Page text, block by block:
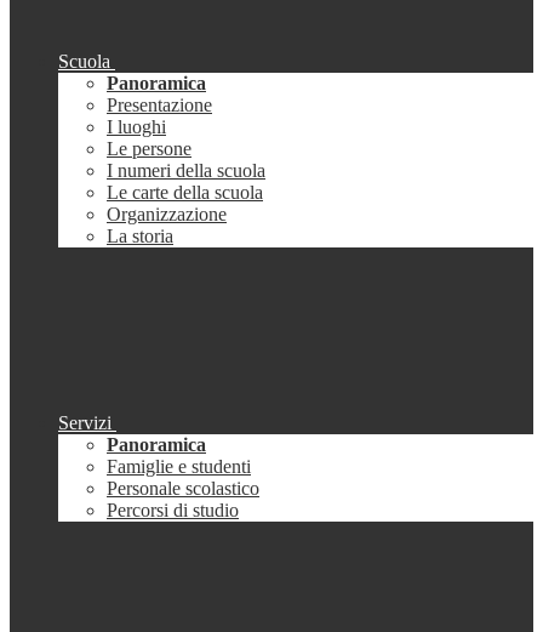
Scuola
Panoramica
Presentazione
I luoghi
Le persone
I numeri della scuola
Le carte della scuola
Organizzazione
La storia
Servizi
Panoramica
Famiglie e studenti
Personale scolastico
Percorsi di studio